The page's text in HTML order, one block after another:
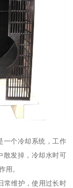
一个冷却系统，工作
散发掉，冷却水时可
用。
维护，使用过长时